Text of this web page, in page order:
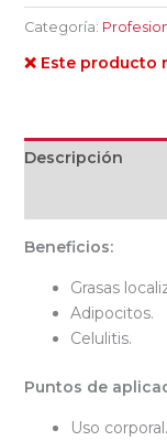
Categoría:
❌ Este producto
Descripción
Beneficios:
Grasas
Adipocitos.
Celulitis.
Puntos de
Uso corporal.